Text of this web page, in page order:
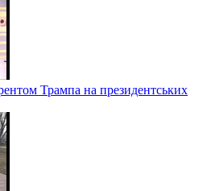
Трампа на президентських